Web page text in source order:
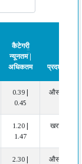
कैटेगरी
न्यूनतम |
अधिकतम
प्रदर्शन
न्यूनतम |
अधिकतम
0.39 |
0.45
औसत
1.20 |
1.47
खराब
2.30 |
औसत